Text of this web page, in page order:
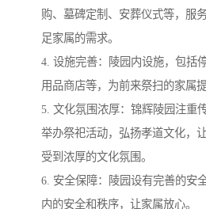
购、墓碑定制、安葬仪式等，服
足家属的需求。
4. 设施完善：陵园内设施，包括
用品商店等，为前来祭扫的家属提
5. 文化氛围浓厚：锦辉陵园注重
举办祭祀活动，弘扬孝道文化，
受到浓厚的文化氛围。
6. 安全保障：陵园设有完善的安
内的安全和秩序，让家属放心。